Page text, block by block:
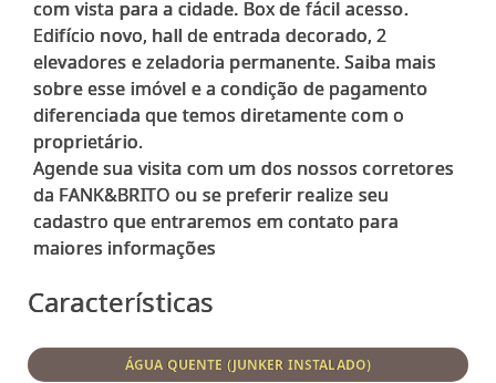
com vista para a cidade. Box de fácil acesso.
Edifício novo, hall de entrada decorado, 2
elevadores e zeladoria permanente. Saiba mais
sobre esse imóvel e a condição de pagamento
diferenciada que temos diretamente com o
proprietário.
Agende sua visita com um dos nossos corretores
da FANK&BRITO ou se preferir realize seu
cadastro que entraremos em contato para
Características
ÁGUA QUENTE (JUNKER INSTALADO)